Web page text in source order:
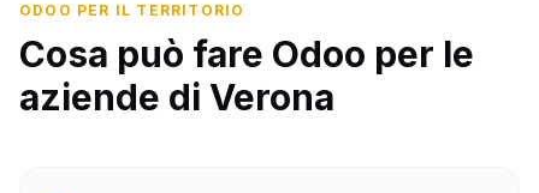
ODOO PER IL TERRITORIO
Cosa può fare Odoo per le
aziende di Verona